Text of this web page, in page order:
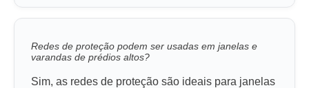
Redes de proteção podem ser usadas em janelas e
varandas de prédios altos?
Sim, as redes de proteção são ideais para janelas